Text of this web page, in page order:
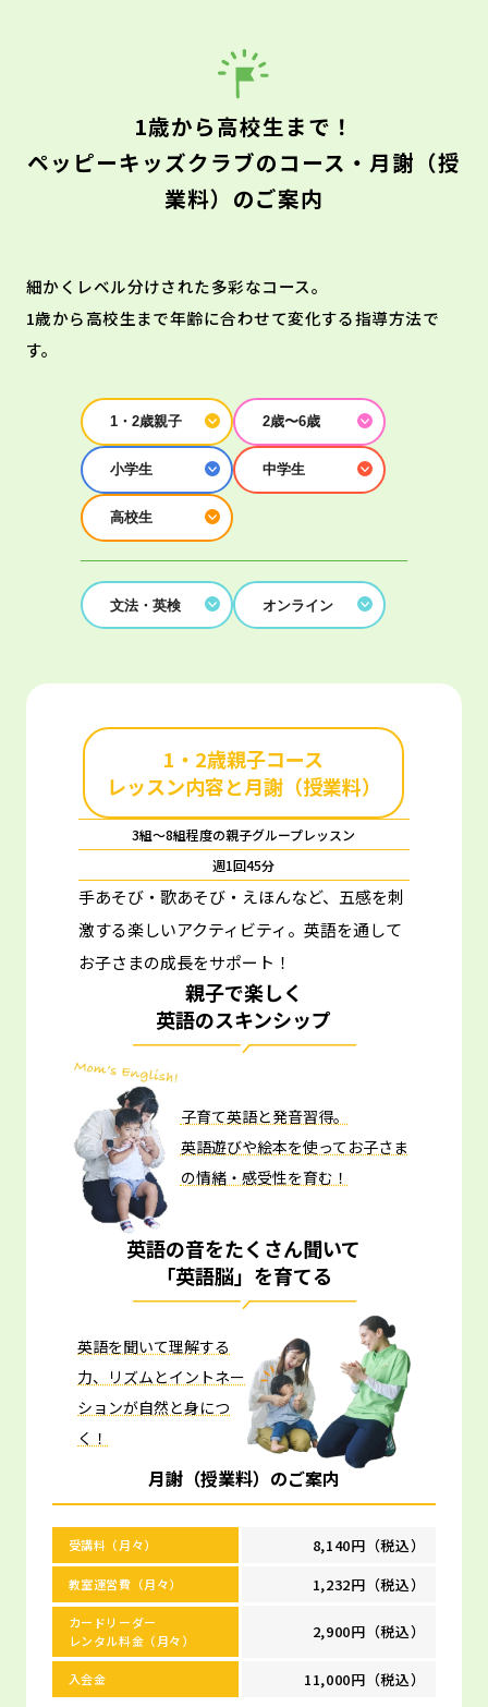
1歳から高校生まで！
ペッピーキッズクラブのコース・月謝（授
業料）のご案内
細かくレベル分けされた多彩なコース。
1歳から高校生まで年齢に合わせて変化する指導方法で
す。
1・2歳親子 2歳〜6歳
小学生 中学生
高校生
文法・英検 オンライン
1・2歳親子コース
レッスン内容と月謝（授業料）
3組～8組程度の親子グループレッスン
週1回45分
手あそび・歌あそび・えほんなど、五感を刺
激する楽しいアクティビティ。 英語を通して
お子さまの成長をサポート！
親子で楽しく
英語のスキンシップ
子育て英語と発音習得。
英語遊びや絵本を使ってお子さま
の情緒・感受性を育む！
英語の音をたくさん聞いて
「英語脳」を育てる
英語を聞いて理解する
力、リズムとイントネー
ションが自然と身につ
く！
月謝（授業料）のご案内
受講料（月々） 8,140円（税込）
教室運営費（月々） 1,232円（税込）
カードリーダー
レンタル料金（月々）
2,900円（税込）
入会金 11,000円（税込）